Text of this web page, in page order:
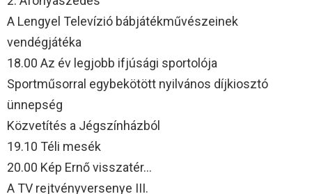
A Lengyel Televízió bábjátékművészeinek
vendégjátéka
18.00 Az év legjobb ifjúsági sportolója
Sportműsorral egybekötött nyilvános díjkiosztó
ünnepség
Közvetítés a Jégszínházból
19.10 Téli mesék
20.00 Kép Ernő visszatér…
A TV rejtvényversenye III.